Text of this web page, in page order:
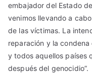
embajador del Estado
venimos llevando a
de las víctimas. La
reparación y la
y todos aquellos países
después del genocidio”.